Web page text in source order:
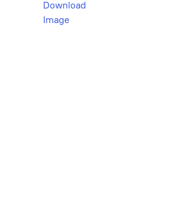
Download
Image